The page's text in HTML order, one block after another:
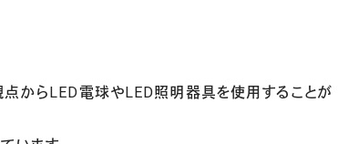
からLED電球やLED照明器具を使用することが